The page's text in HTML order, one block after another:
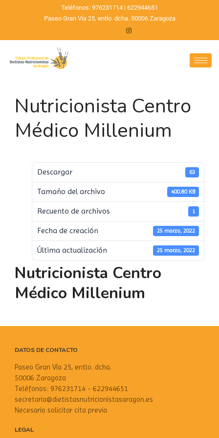
Teléfonos: 976231714 | 622944651
Paseo Gran Vía 25, entlo. dcha. 50006 Zaragoza
Nutricionista Centro
Médico Millenium
Descargar 63
Tamaño del archivo 400.80 KB
Recuento de archivos 1
Fecha de creación 25 marzo, 2022
Última actualización 25 marzo, 2022
Nutricionista Centro
Médico Millenium
DATOS DE CONTACTO
Paseo Gran Vía 25, entlo. dcha.
50006 Zaragoza
Teléfonos: 976231714 - 622944651
secretaria@dietistasnutricionistasaragon.es
Necesario solicitar cita previa
LEGAL